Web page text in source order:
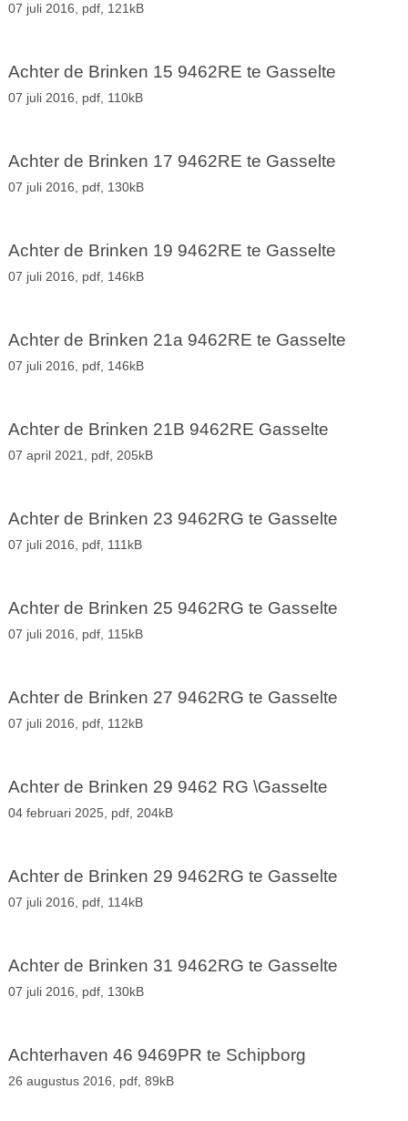
07 juli 2016, pdf, 121kB
Achter de Brinken 15 9462RE te Gasselte
07 juli 2016, pdf, 110kB
Achter de Brinken 17 9462RE te Gasselte
07 juli 2016, pdf, 130kB
Achter de Brinken 19 9462RE te Gasselte
07 juli 2016, pdf, 146kB
Achter de Brinken 21a 9462RE te Gasselte
07 juli 2016, pdf, 146kB
Achter de Brinken 21B 9462RE Gasselte
07 april 2021, pdf, 205kB
Achter de Brinken 23 9462RG te Gasselte
07 juli 2016, pdf, 111kB
Achter de Brinken 25 9462RG te Gasselte
07 juli 2016, pdf, 115kB
Achter de Brinken 27 9462RG te Gasselte
07 juli 2016, pdf, 112kB
Achter de Brinken 29 9462 RG \Gasselte
04 februari 2025, pdf, 204kB
Achter de Brinken 29 9462RG te Gasselte
07 juli 2016, pdf, 114kB
Achter de Brinken 31 9462RG te Gasselte
07 juli 2016, pdf, 130kB
Achterhaven 46 9469PR te Schipborg
26 augustus 2016, pdf, 89kB